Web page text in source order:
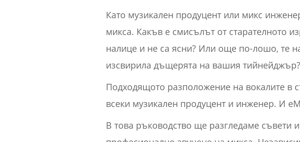
Като музикален продуцент или микс
микса. Какъв е смисълът от старателното
налице и не са ясни? Или още по-лошо, те
изсвирила дъщерята на вашия тийнейджър?
Подходящото разположение на вокалите в
всеки музикален продуцент и инженер. И
В това ръководство ще разгледаме съвети